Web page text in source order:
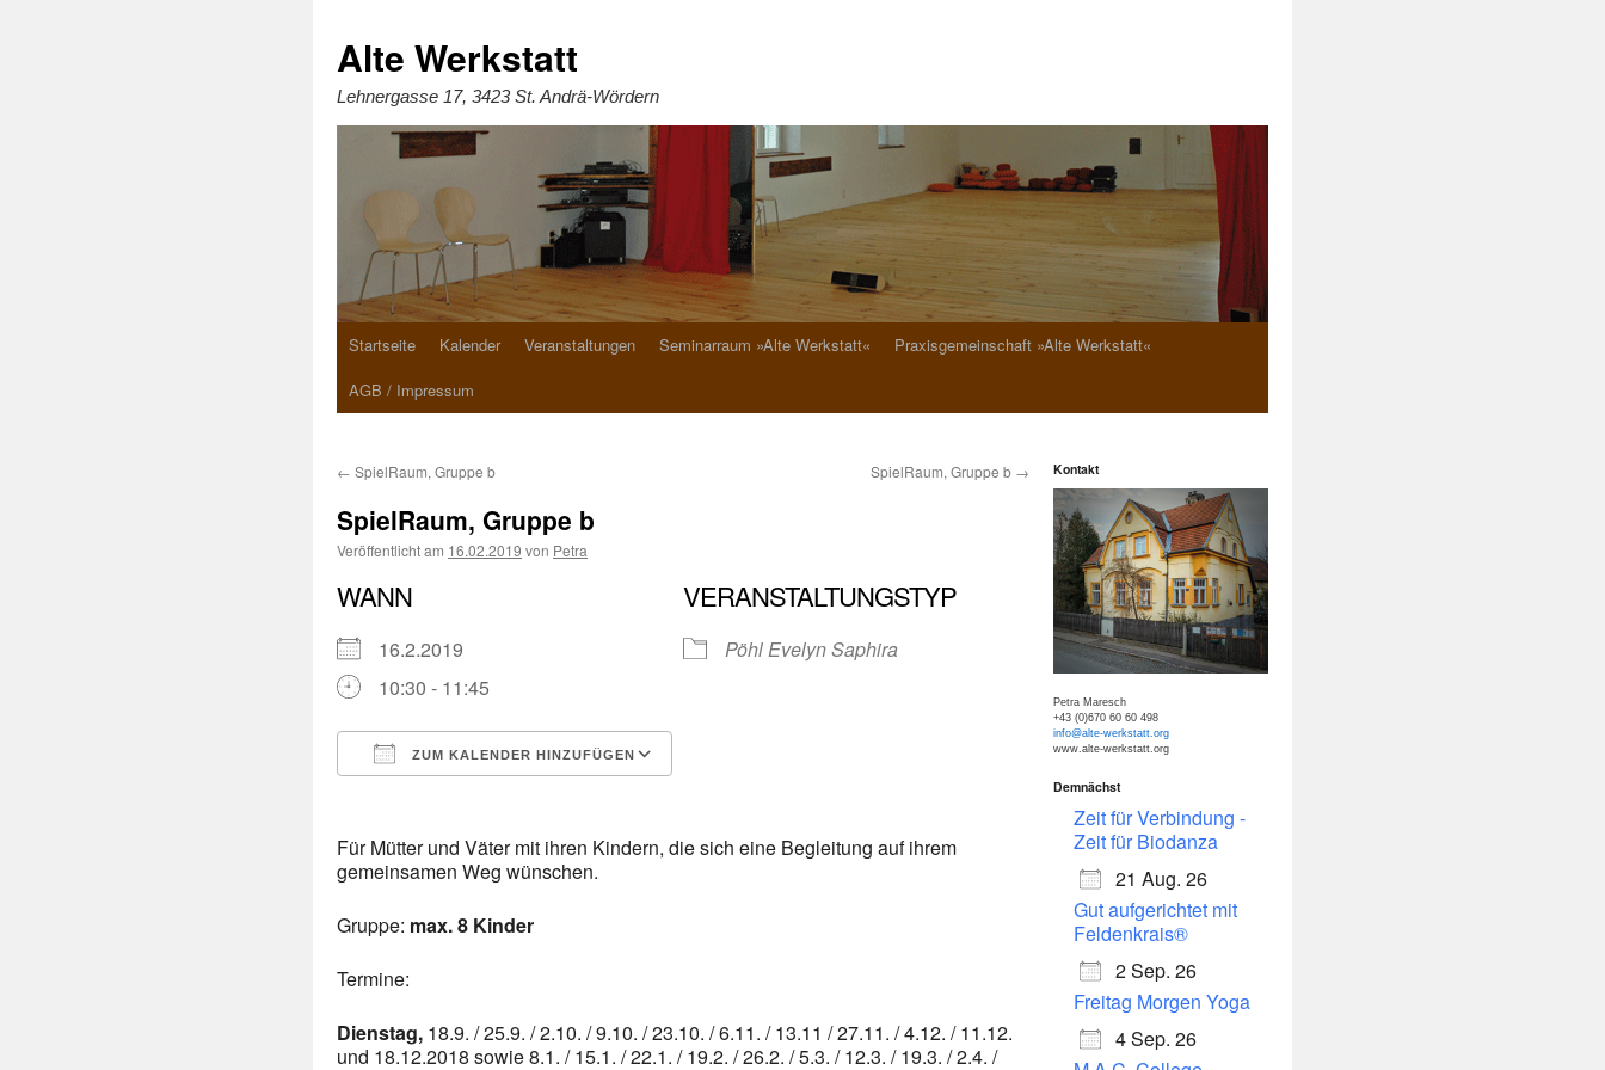
Alte Werkstatt
Lehnergasse 17, 3423 St. Andrä-Wördern
Startseite Kalender Veranstaltungen Seminarraum »Alte Werkstatt«
Praxisgemeinschaft »Alte Werkstatt«
AGB / Impressum
← SpielRaum, Gruppe b SpielRaum, Gruppe b →
SpielRaum, Gruppe b
Veröffentlicht am 16.02.2019 von Petra
WANN
16.2.2019
10:30 - 11:45
ZUM KALENDER HINZUFÜGEN
iCalendar
VERANSTALTUNGSTYP
Pöhl Evelyn Saphira
Für Mütter und Väter mit ihren Kindern, die sich eine Begleitung auf ihrem
gemeinsamen Weg wünschen.
Gruppe: max. 8 Kinder
Termine:
Dienstag, 18.9. / 25.9. / 2.10. / 9.10. / 23.10. / 6.11. / 13.11 / 27.11. / 4.12. / 11.12.
und 18.12.2018 sowie 8.1. / 15.1. / 22.1. / 19.2. / 26.2. / 5.3. / 12.3. / 19.3. / 2.4. /
Kontakt
Petra Maresch
+43 (0)670 60 60 498
info@alte-werkstatt.org
www.alte-werkstatt.org
Demnächst
Zeit für Verbindung -
Zeit für Biodanza
21 Aug. 26
Gut aufgerichtet mit
Feldenkrais®
2 Sep. 26
Freitag Morgen Yoga
4 Sep. 26